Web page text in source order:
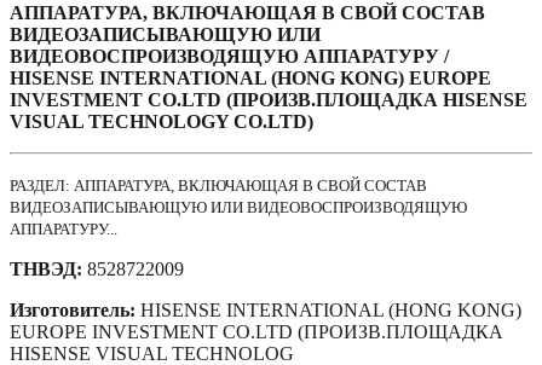
АППАРАТУРА, ВКЛЮЧАЮЩАЯ В СВОЙ СОСТАВ
ВИДЕОЗАПИСЫВАЮЩУЮ ИЛИ
ВИДЕОВОСПРОИЗВОДЯЩУЮ АППАРАТУРУ /
HISENSE INTERNATIONAL (HONG KONG) EUROPE
INVESTMENT CO.LTD (ПРОИЗВ.ПЛОЩАДКА HISENSE
VISUAL TECHNOLOGY CO.LTD)
РАЗДЕЛ: АППАРАТУРА, ВКЛЮЧАЮЩАЯ В СВОЙ СОСТАВ
ВИДЕОЗАПИСЫВАЮЩУЮ ИЛИ ВИДЕОВОСПРОИЗВОДЯЩУЮ
АППАРАТУРУ...
ТНВЭД: 8528722009
Изготовитель: HISENSE INTERNATIONAL (HONG KONG)
EUROPE INVESTMENT CO.LTD (ПРОИЗВ.ПЛОЩАДКА
HISENSE VISUAL TECHNOLOG